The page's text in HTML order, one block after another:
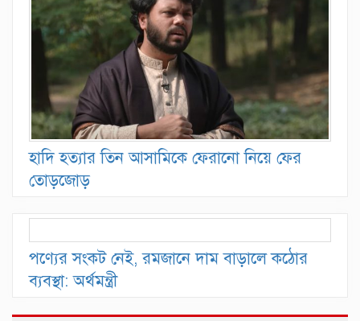
হাদি হত্যার তিন আসামিকে ফেরানো নিয়ে ফের
তোড়জোড়
পণ্যের সংকট নেই, রমজানে দাম বাড়ালে কঠোর
ব্যবস্থা: অর্থমন্ত্রী